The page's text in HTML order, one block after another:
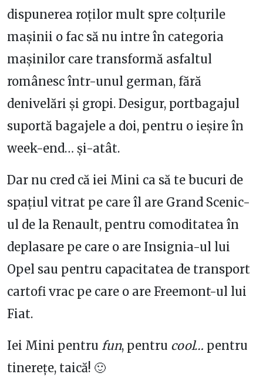
dispunerea roților mult spre colțurile
mașinii o fac să nu intre în categoria
mașinilor care transformă asfaltul
românesc într-unul german, fără
denivelări și gropi. Desigur, portbagajul
suportă bagajele a doi, pentru o ieșire în
week-end… și-atât.
Dar nu cred că iei Mini ca să te bucuri de
spațiul vitrat pe care îl are Grand Scenic-
ul de la Renault, pentru comoditatea în
deplasare pe care o are Insignia-ul lui
Opel sau pentru capacitatea de transport
cartofi vrac pe care o are Freemont-ul lui
Fiat.
Iei Mini pentru fun, pentru cool… pentru
tinerețe, taică! 🙂